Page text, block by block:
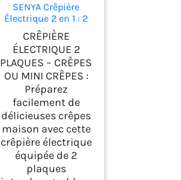
SENYA Crêpière
Électrique 2 en 1 : 2
Plaques
Interchangeables
(Crêpe 30 cm ou 4
Mini Crêpes) – 1500W
cuisson rapide –
Appareil Crêpes Party
– Thermostat
Réglable –
Revêtement
Antiadhésif Sans
PFOA
CRÊPIÈRE
ÉLECTRIQUE 2
PLAQUES – CRÊPES
OU MINI CRÊPES :
Préparez
facilement de
délicieuses crêpes
maison avec cette
crêpière électrique
équipée de 2
plaques